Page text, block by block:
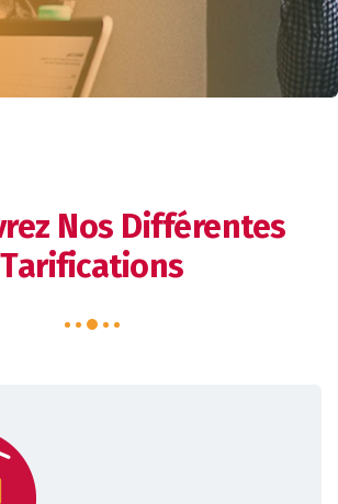
Nos Différentes
Tarifications